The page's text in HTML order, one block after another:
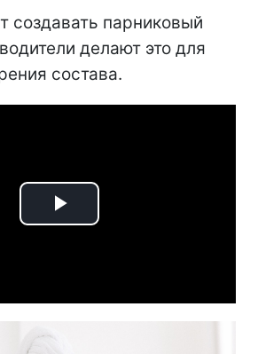
создавать парниковый
делают это для
состава.
Play